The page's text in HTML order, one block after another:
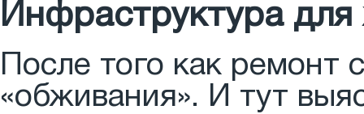
Инфраструктура
После того как ремонт
«обживания». И тут